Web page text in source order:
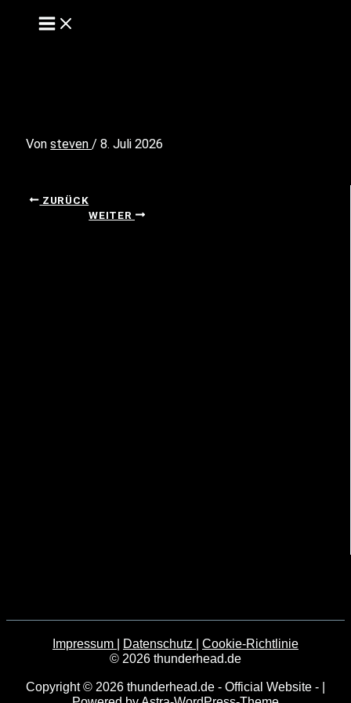
Vonsteven/8. Juli 2026
ZURÜCK
WEITER
Impressum | Datenschutz | Cookie-Richtlinie
© 2026 thunderhead.de
Copyright © 2026 thunderhead.de - Official Website - |